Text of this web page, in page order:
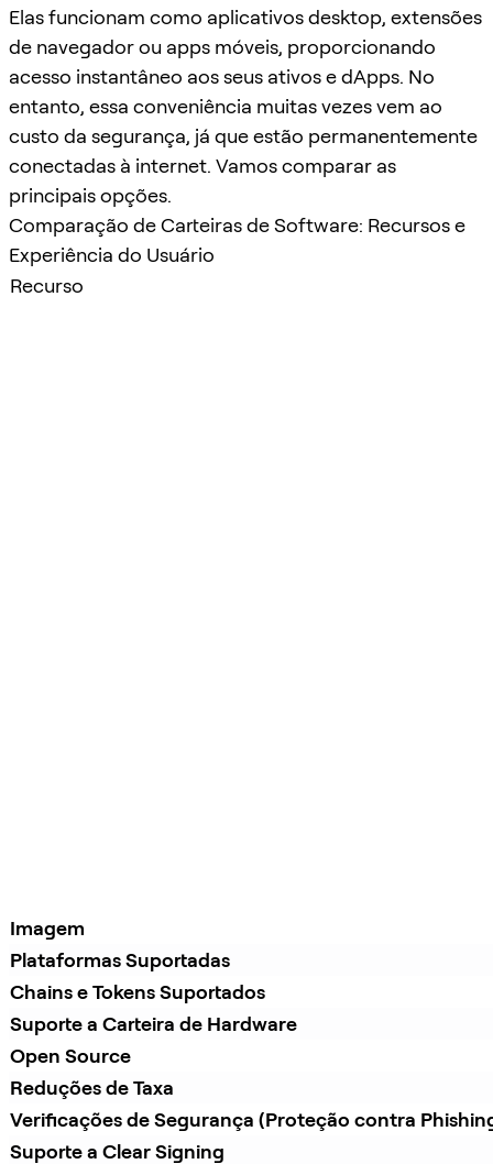
Elas funcionam como aplicativos desktop, extensões
de navegador ou apps móveis, proporcionando
acesso instantâneo aos seus ativos e dApps. No
entanto, essa conveniência muitas vezes vem ao
custo da segurança, já que estão permanentemente
conectadas à internet. Vamos comparar as
principais opções.
Comparação de Carteiras de Software: Recursos e
Experiência do Usuário
Recurso
Imagem
Plataformas Suportadas
Chains e Tokens Suportados
Suporte a Carteira de Hardware
Open Source
Reduções de Taxa
Verificações de Segurança (Proteção contra
Suporte a Clear Signing